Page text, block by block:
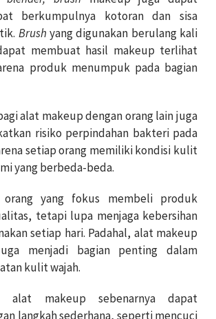
berkumpulnya kotoran dan sisa
Brushyang digunakan berulang kali
membuat hasil makeup terlihat
produk menumpuk pada bagian
alat makeup dengan orang lain juga
risiko perpindahan bakteri pada
setiap orang memiliki kondisi kulit
yang berbeda-beda.
yang fokus membeli produk
tetapi lupa menjaga kebersihan
setiap hari. Padahal, alat makeup
menjadi bagian penting dalam
kulit wajah.
alat makeup sebenarnya dapat
langkah sederhana, seperti mencuci